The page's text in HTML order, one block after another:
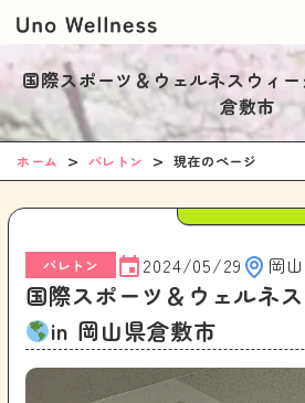
国際スポーツ＆ウェルネスウィ
倉敷市
ホーム バレトン 現在のページ
バレトン 2024/05/29 岡
国際スポーツ＆ウェルネ
in 岡山県倉敷市